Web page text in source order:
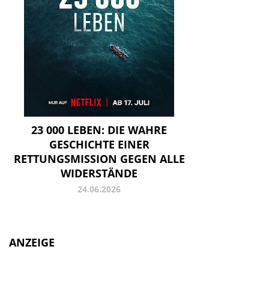
23 000 LEBEN: DIE WAHRE
GESCHICHTE EINER
RETTUNGSMISSION GEGEN ALLE
WIDERSTÄNDE
24.06.2026
ANZEIGE